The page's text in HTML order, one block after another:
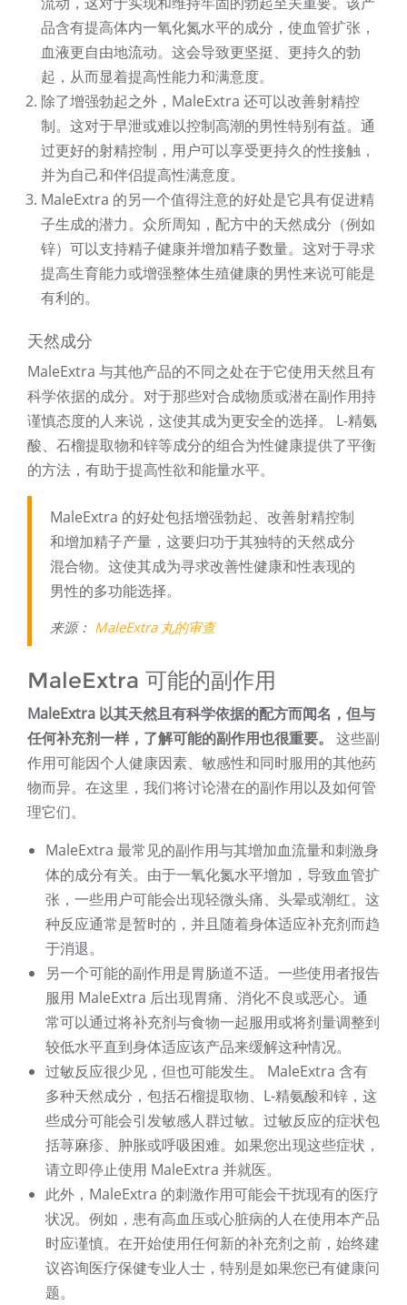
品含有提高体内一氧化氮水平的成分，使血管扩张，
血液更自由地流动。这会导致更坚挺、更持久的勃
起，从而显着提高性能力和满意度。
除了增强勃起之外，MaleExtra 还可以改善射精控
制。这对于早泄或难以控制高潮的男性特别有益。通
过更好的射精控制，用户可以享受更持久的性接触，
并为自己和伴侣提高性满意度。
MaleExtra 的另一个值得注意的好处是它具有促进精
子生成的潜力。众所周知，配方中的天然成分（例如
锌）可以支持精子健康并增加精子数量。这对于寻求
提高生育能力或增强整体生殖健康的男性来说可能是
有利的。
天然成分
MaleExtra 与其他产品的不同之处在于它使用天然且有
科学依据的成分。对于那些对合成物质或潜在副作用持
谨慎态度的人来说，这使其成为更安全的选择。 L-精氨
酸、石榴提取物和锌等成分的组合为性健康提供了平衡
的方法，有助于提高性欲和能量水平。
MaleExtra 的好处包括增强勃起、改善射精控制
和增加精子产量，这要归功于其独特的天然成分
混合物。这使其成为寻求改善性健康和性表现的
男性的多功能选择。
来源： MaleExtra 丸的审查
MaleExtra 可能的副作用
MaleExtra 以其天然且有科学依据的配方而闻名，但与
任何补充剂一样，了解可能的副作用也很重要。
这些副
作用可能因个人健康因素、敏感性和同时服用的其他药
物而异。在这里，我们将讨论潜在的副作用以及如何管
理它们。
MaleExtra 最常见的副作用与其增加血流量和刺激身
体的成分有关。由于一氧化氮水平增加，导致血管扩
张，一些用户可能会出现轻微头痛、头晕或潮红。这
种反应通常是暂时的，并且随着身体适应补充剂而趋
于消退。
另一个可能的副作用是胃肠道不适。一些使用者报告
服用 MaleExtra 后出现胃痛、消化不良或恶心。通
常可以通过将补充剂与食物一起服用或将剂量调整到
较低水平直到身体适应该产品来缓解这种情况。
过敏反应很少见，但也可能发生。 MaleExtra 含有
多种天然成分，包括石榴提取物、L-精氨酸和锌，这
些成分可能会引发敏感人群过敏。过敏反应的症状包
括荨麻疹、肿胀或呼吸困难。如果您出现这些症状，
请立即停止使用 MaleExtra 并就医。
此外，MaleExtra 的刺激作用可能会干扰现有的医疗
状况。例如，患有高血压或心脏病的人在使用本产品
时应谨慎。在开始使用任何新的补充剂之前，始终建
议咨询医疗保健专业人士，特别是如果您已有健康问
题。